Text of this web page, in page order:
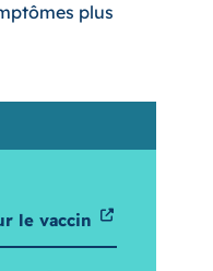
plus
le vaccin